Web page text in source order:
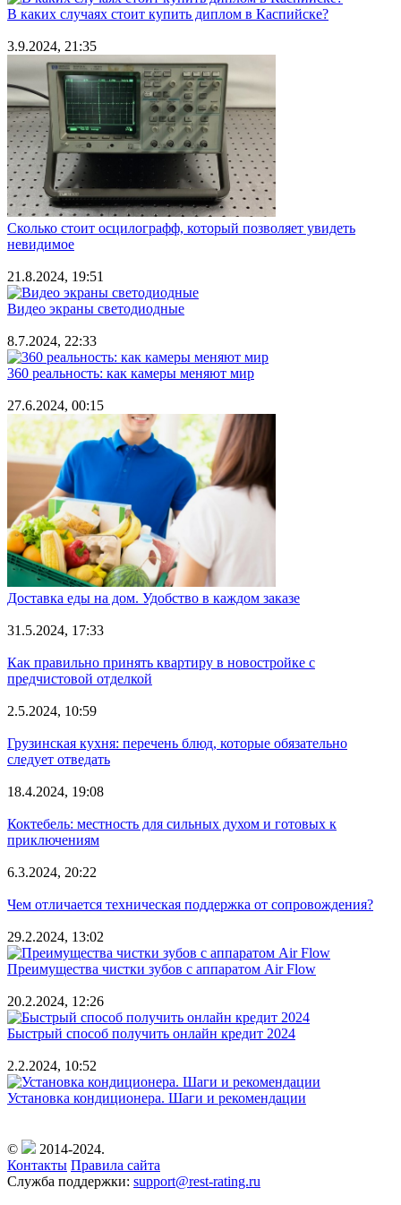
В каких случаях стоит купить диплом в Каспийске?
3.9.2024, 21:35
Сколько стоит осцилографф, который позволяет увидеть
невидимое
21.8.2024, 19:51
Видео экраны светодиодные
8.7.2024, 22:33
360 реальность: как камеры меняют мир
27.6.2024, 00:15
Доставка еды на дом. Удобство в каждом заказе
31.5.2024, 17:33
Как правильно принять квартиру в новостройке с
предчистовой отделкой
2.5.2024, 10:59
Грузинская кухня: перечень блюд, которые обязательно
следует отведать
18.4.2024, 19:08
Коктебель: местность для сильных духом и готовых к
приключениям
6.3.2024, 20:22
Чем отличается техническая поддержка от сопровождения?
29.2.2024, 13:02
Преимущества чистки зубов с аппаратом Air Flow
20.2.2024, 12:26
Быстрый способ получить онлайн кредит 2024
2.2.2024, 10:52
Установка кондиционера. Шаги и рекомендации
©
2014-2024.
Контакты Правила сайта
Служба поддержки: support@rest-rating.ru